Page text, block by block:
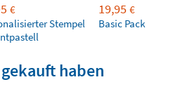
€
Stempel
19,95 €
Basic Pack
haben